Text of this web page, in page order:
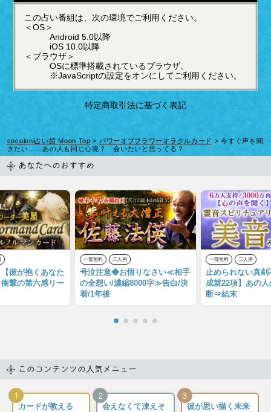
この占い番組は、次の環境でご利用ください。
＜OS＞
Android 5.0以降
iOS 10.0以降
＜ブラウザ＞
OSに標準搭載されているブラウザ。
※JavaScriptの設定をオンにしてご利用ください。
特定商取引法に基づく表記
cocoloni占い館 Moon Top > パワーオブフラワーオラクルカード > 今すぐ声を聞
きたい……あの人も同じ心境？ 会いたいと思ってる？
あなたへのおすすめ
彼が抱くあなた
撃の第六感リー
一部無料 二人用
号泣注意◆お悟りなさい≪相手
の全想い/濃縮8000字≫告白/決
着/1年後
一部無料 二人用
止められない真
成就22項】あの
断⇒結末
このコンテンツの人気メニュー
1
カードが教える
2
会えなくて凍えそ
3
彼が思い描く未来